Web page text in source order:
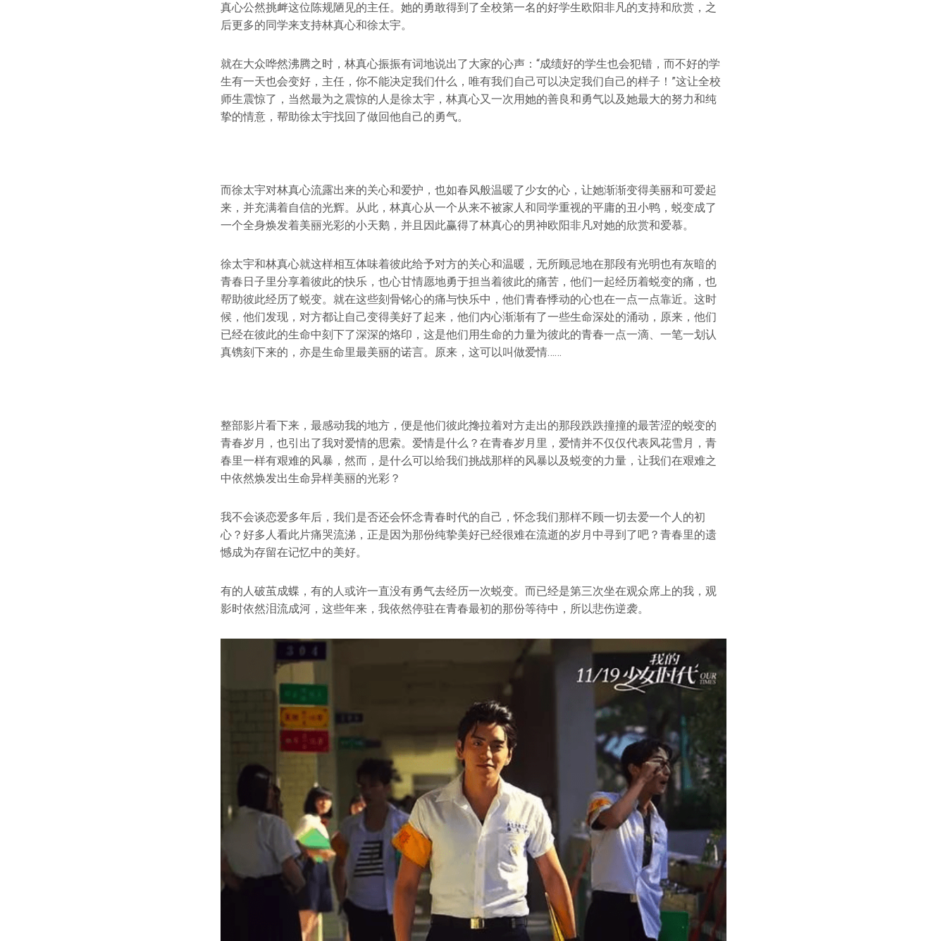
真心公然挑衅这位陈规陋见的主任。她的勇敢得到了全校第一名的好学生欧阳非凡的支持和欣赏，之
后更多的同学来支持林真心和徐太宇。
就在大众哗然沸腾之时，林真心振振有词地说出了大家的心声：“成绩好的学生也会犯错，而不好的学
生有一天也会变好，主任，你不能决定我们什么，唯有我们自己可以决定我们自己的样子！”这让全校
师生震惊了，当然最为之震惊的人是徐太宇，林真心又一次用她的善良和勇气以及她最大的努力和纯
挚的情意，帮助徐太宇找回了做回他自己的勇气。
而徐太宇对林真心流露出来的关心和爱护，也如春风般温暖了少女的心，让她渐渐变得美丽和可爱起
来，并充满着自信的光辉。从此，林真心从一个从来不被家人和同学重视的平庸的丑小鸭，蜕变成了
一个全身焕发着美丽光彩的小天鹅，并且因此赢得了林真心的男神欧阳非凡对她的欣赏和爱慕。
徐太宇和林真心就这样相互体味着彼此给予对方的关心和温暖，无所顾忌地在那段有光明也有灰暗的
青春日子里分享着彼此的快乐，也心甘情愿地勇于担当着彼此的痛苦，他们一起经历着蜕变的痛，也
帮助彼此经历了蜕变。就在这些刻骨铭心的痛与快乐中，他们青春悸动的心也在一点一点靠近。这时
候，他们发现，对方都让自己变得美好了起来，他们内心渐渐有了一些生命深处的涌动，原来，他们
已经在彼此的生命中刻下了深深的烙印，这是他们用生命的力量为彼此的青春一点一滴、一笔一划认
真镌刻下来的，亦是生命里最美丽的诺言。原来，这可以叫做爱情……
整部影片看下来，最感动我的地方，便是他们彼此搀拉着对方走出的那段跌跌撞撞的最苦涩的蜕变的
青春岁月，也引出了我对爱情的思索。爱情是什么？在青春岁月里，爱情并不仅仅代表风花雪月，青
春里一样有艰难的风暴，然而，是什么可以给我们挑战那样的风暴以及蜕变的力量，让我们在艰难之
中依然焕发出生命异样美丽的光彩？
我不会谈恋爱多年后，我们是否还会怀念青春时代的自己，怀念我们那样不顾一切去爱一个人的初
心？好多人看此片痛哭流涕，正是因为那份纯挚美好已经很难在流逝的岁月中寻到了吧？青春里的遗
憾成为存留在记忆中的美好。
有的人破茧成蝶，有的人或许一直没有勇气去经历一次蜕变。而已经是第三次坐在观众席上的我，观
影时依然泪流成河，这些年来，我依然停驻在青春最初的那份等待中，所以悲伤逆袭。